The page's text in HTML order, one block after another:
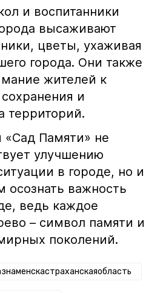
и воспитанники
высаживают
цветы, ухаживая
города. Они также
жителей к
и
территорий.
«Сад Памяти» не
улучшению
в городе, но и
осознать важность
ведь каждое
– символ памяти и
поколений.